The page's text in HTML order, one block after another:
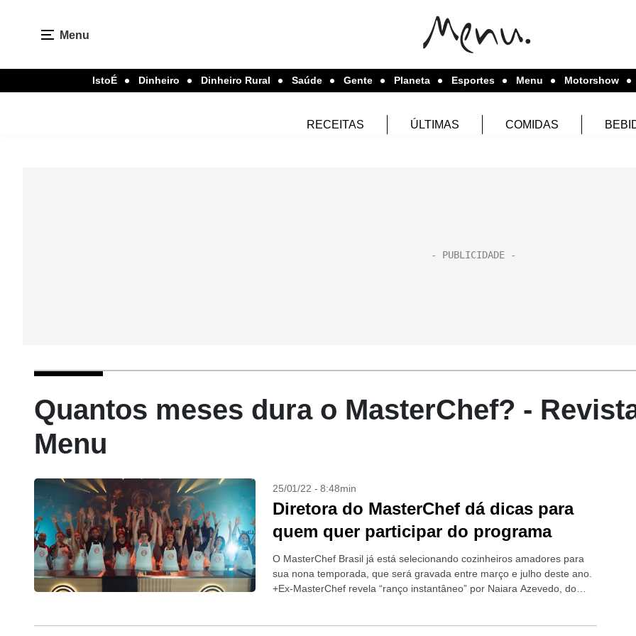
Menu
IstoÉ Dinheiro Dinheiro Rural Saúde Gente Planeta Esportes Menu Motorshow
RECEITAS ÚLTIMAS COMIDAS
Quantos meses dura o MasterChef? -
Menu
25/01/22 - 8:48min
Diretora do MasterChef dá dicas para
quem quer participar do programa
O MasterChef Brasil já está selecionando cozinheiros amadores para
sua nona temporada, que será gravada entre março e julho deste ano.
+Ex-MasterChef revela “ranço instantâneo” por Naiara Azevedo, do